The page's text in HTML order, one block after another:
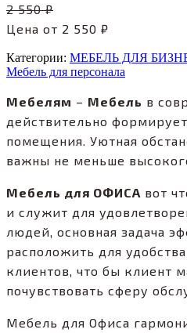
2 550₽
Цена от 2 550 ₽
Категории: МЕБЕЛЬ ДЛЯ
Mебель для персонала
Мебелям – Мебель в
действительно
помещения. Уютная
важны не меньше
Мебель для ОФИСА вот
и служит для
людей, основная задача
расположить для
клиентов, что бы клиент
почувствовать сферу
Мебель для Офиса